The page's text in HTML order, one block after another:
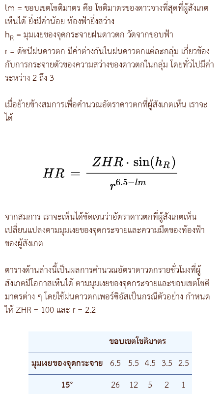
lm = ขอบเขตโชติมาตร คือ โชติมาตรของดาวจางที่สุดที่ผู้สังเกต
เห็นได้ ยิ่งมีค่าน้อย ท้องฟ้ายิ่งสว่าง
hR = มุมเงยของจุดกระจายฝนดาวตก วัดจากขอบฟ้า
r = ดัชนีฝนดาวตก มีค่าต่างกันในฝนดาวตกแต่ละกลุ่ม เกี่ยวข้อง
กับการกระจายตัวของความสว่างของดาวตกในกลุ่ม โดยทั่วไปมีค่า
ระหว่าง 2 ถึง 3
เมื่อย้ายข้างสมการเพื่อคำนวณอัตราดาวตกที่ผู้สังเกตเห็น เราจะ
ได้
จากสมการ เราจะเห็นได้ชัดเจนว่าอัตราดาวตกที่ผู้สังเกตเห็น
เปลี่ยนแปลงตามมุมเงยของจุดกระจายและความมืดของท้องฟ้า
ของผู้สังเกต
ตารางด้านล่างนี้เป็นผลการคำนวณอัตราดาวตกรายชั่วโมงที่ผู้
สังเกตมีโอกาสเห็นได้ ตามมุมเงยของจุดกระจายและขอบเขตโชติ
มาตรต่าง ๆ โดยใช้ฝนดาวตกเพอร์ซิอัสเป็นกรณีตัวอย่าง กำหนด
ให้ ZHR = 100 และ r = 2.2
ขอบเขตโชติมาตร
มุมเงยของจุดกระจาย 6.5 5.5 4.5 3.5 2.5
15°
26 12 5 2
1